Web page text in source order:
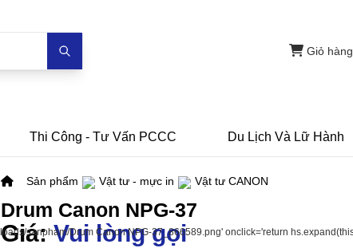
Giỏ hàng
Thi Công - Tư Vấn PCCC Du Lịch Và Lữ Hành
Sản phẩm Vật tư - mực in Vật tư CANON
Drum Canon NPG-37
Giá:Vui lòng gọi